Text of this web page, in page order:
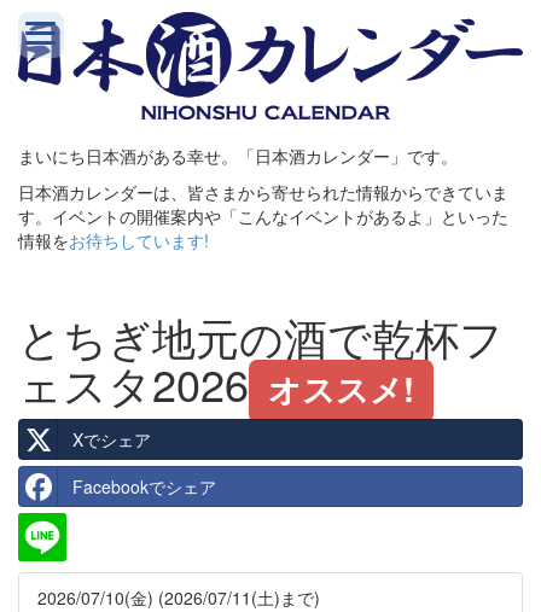
まいにち日本酒がある幸せ。「日本酒カレンダー」です。
日本酒カレンダーは、皆さまから寄せられた情報からできていま
す。イベントの開催案内や「こんなイベントがあるよ」といった
情報をお待ちしています!
とちぎ地元の酒で乾杯フ
ェスタ2026 オススメ!
Xでシェア
Facebookでシェア
2026/07/10(金) (2026/07/11(土)まで)